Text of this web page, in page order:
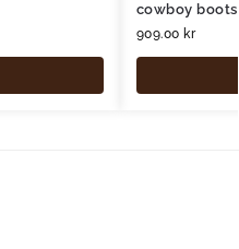
cowboy boots
909.00 kr